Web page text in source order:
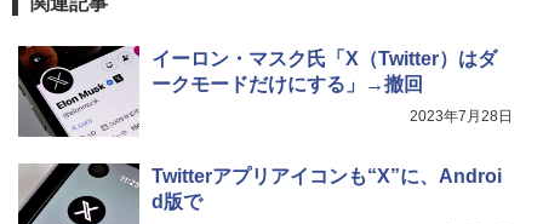
イーロン・マスク氏「X（Twitter）はダ
ークモードだけにする」→撤回
2023年7月28日
Twitterアプリアイコンも“X”に、Androi
d版で